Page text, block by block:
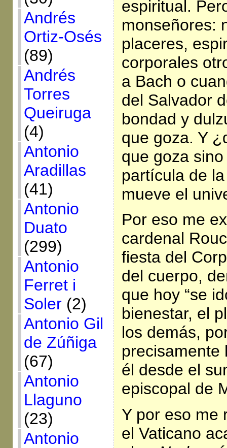
Andrés
Ortiz-Osés
(89)
Andrés
Torres
Queiruga
(4)
Antonio
Aradillas
(41)
Antonio
Duato
(299)
Antonio
Ferret i
Soler(2)
Antonio Gil
de Zúñiga
(67)
Antonio
Llaguno
(23)
Antonio
espiritual.
monseñores:
placeres,
corporales
a Bach o
del Salvador
bondad y
que goza. Y
que goza
partícula de
mueve el
Por eso me
cardenal
fiesta del
del cuerpo,
que hoy “se
bienestar, el
los demás,
precisamente
él desde el
episcopal de
Y por eso me
el Vaticano